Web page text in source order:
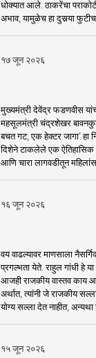
धोक्यात आले. ठाकरेंचा
अभाव, यामुळेच हा दुसर्‍या
१७ जून २०२६
मुख्यमंत्री देवेंद्र फडणवीस
महसूलमंत्री चंद्रशेखर
बचत गट, एक हेक्टर जागा’ हा
दिशेने टाकलेले एक ऐतिहासिक
आणि चारा लागवडीतून
१६ जून २०२६
वय वाढल्यावर माणसाला
प्रगल्भता येते. राहुल गांधी हे या
आजही राजकीय वास्तव काय
अर्थात, त्यांनी जे राजकीय
योग्य सल्ला देत नाहीत, अन्यथा
१५ जून २०२६